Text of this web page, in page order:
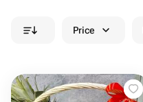
Price